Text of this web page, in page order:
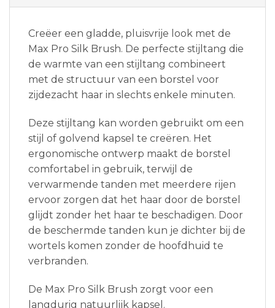
Creëer een gladde, pluisvrije look met de
Max Pro Silk Brush. De perfecte stijltang die
de warmte van een stijltang combineert
met de structuur van een borstel voor
zijdezacht haar in slechts enkele minuten.
Deze stijltang kan worden gebruikt om een
stijl of golvend kapsel te creëren. Het
ergonomische ontwerp maakt de borstel
comfortabel in gebruik, terwijl de
verwarmende tanden met meerdere rijen
ervoor zorgen dat het haar door de borstel
glijdt zonder het haar te beschadigen. Door
de beschermde tanden kun je dichter bij de
wortels komen zonder de hoofdhuid te
verbranden.
De Max Pro Silk Brush zorgt voor een
langdurig natuurlijk kapsel.